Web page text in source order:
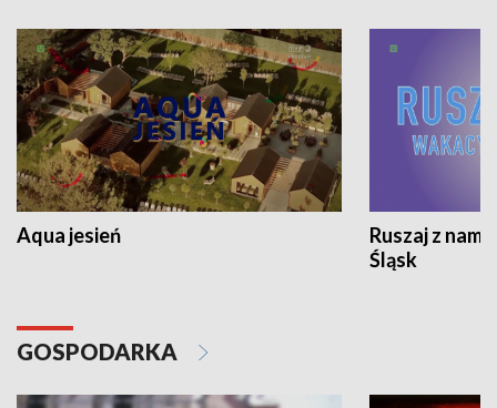
Aqua jesień
Ruszaj z
Śląsk
GOSPODARKA